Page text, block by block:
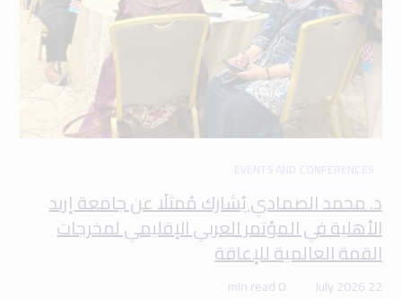
EVENTS AND CONFERENCES
د. محمد الصمادي يُشارك مُمثلًا عن جامعة إربد
الأهلية في المؤتمر العربي الإقليمي لمخرجات
القمة العالمية للإعاقة
22 July 2026
0 min read